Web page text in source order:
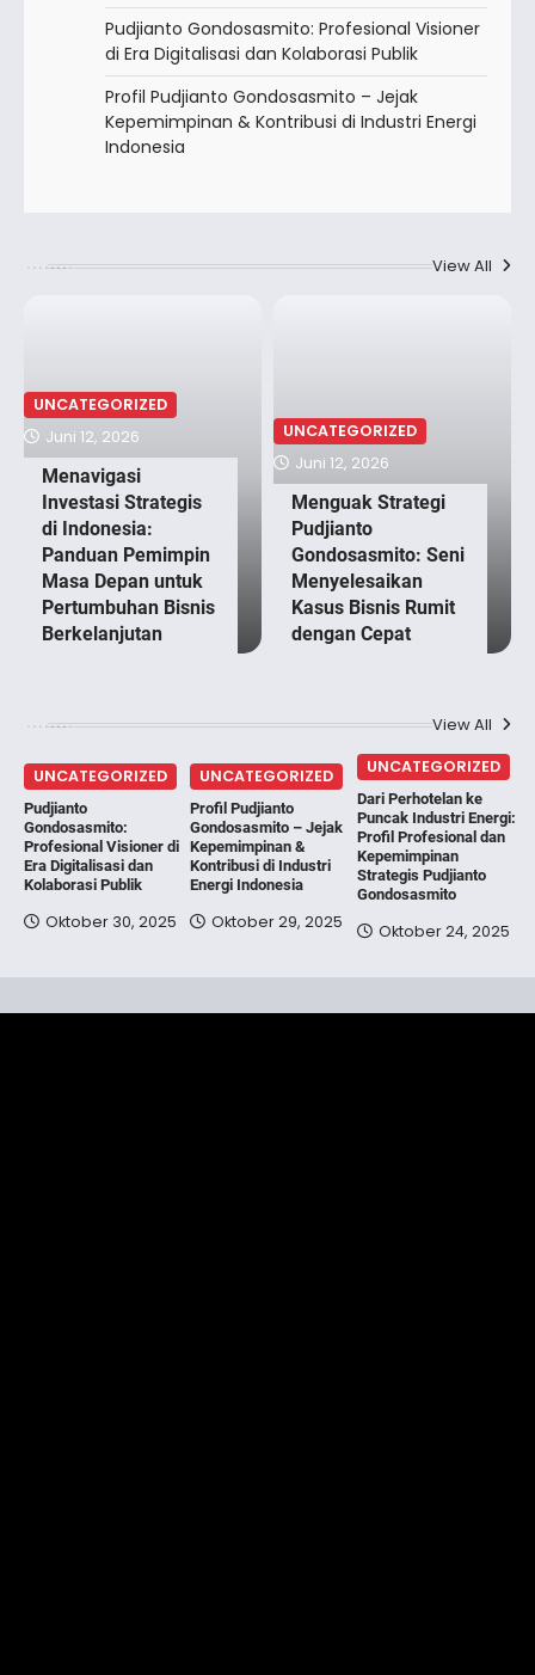
Pudjianto Gondosasmito: Profesional Visioner
di Era Digitalisasi dan Kolaborasi Publik
Profil Pudjianto Gondosasmito – Jejak
Kepemimpinan & Kontribusi di Industri Energi
Indonesia
View All
UNCATEGORIZED
Menavigasi
Investasi Strategis
di Indonesia:
Panduan Pemimpin
Masa Depan untuk
Pertumbuhan Bisnis
Berkelanjutan
Juni 12, 2026 UNCATEGORIZED
Menguak Strategi
Pudjianto
Gondosasmito: Seni
Menyelesaikan
Kasus Bisnis Rumit
dengan Cepat
Juni 12, 2026
View All
UNCATEGORIZED
Pudjianto
Gondosasmito:
Profesional Visioner di
Era Digitalisasi dan
Kolaborasi Publik
Oktober 30, 2025
UNCATEGORIZED
Profil Pudjianto
Gondosasmito – Jejak
Kepemimpinan &
Kontribusi di Industri
Energi Indonesia
Oktober 29, 2025
UNCATEGORIZED
Dari Perhotelan ke
Puncak Industri Energi:
Profil Profesional dan
Kepemimpinan
Strategis Pudjianto
Gondosasmito
Oktober 24, 2025